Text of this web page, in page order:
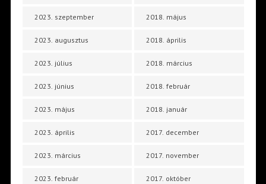
2023. szeptember
2023. augusztus
2023. július
2023. június
2023. május
2023. április
2023. március
2023. február
2018. május
2018. április
2018. március
2018. február
2018. január
2017. december
2017. november
2017. október